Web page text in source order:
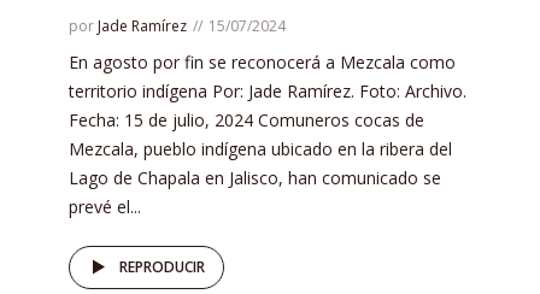
por Jade Ramírez 15/07/2024
En agosto por fin se reconocerá a Mezcala como
territorio indígena Por: Jade Ramírez. Foto: Archivo.
Fecha: 15 de julio, 2024 Comuneros cocas de
Mezcala, pueblo indígena ubicado en la ribera del
Lago de Chapala en Jalisco, han comunicado se
prevé el...
REPRODUCIR